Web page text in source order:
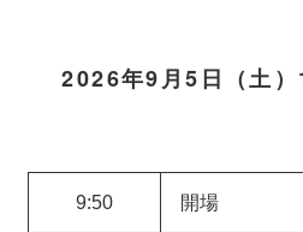
2026年9月5日 （土
9:50 開場